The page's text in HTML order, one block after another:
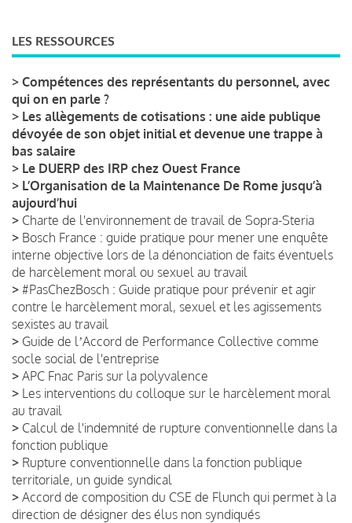
LES RESSOURCES
> Compétences des représentants du personnel, avec
qui on en parle ?
> Les allègements de cotisations : une aide publique
dévoyée de son objet initial et devenue une trappe à
bas salaire
> Le DUERP des IRP chez Ouest France
> L’Organisation de la Maintenance De Rome jusqu’à
aujourd’hui
> Charte de l'environnement de travail de Sopra-Steria
> Bosch France : guide pratique pour mener une enquête
interne objective lors de la dénonciation de faits éventuels
de harcèlement moral ou sexuel au travail
> #PasChezBosch : Guide pratique pour prévenir et agir
contre le harcèlement moral, sexuel et les agissements
sexistes au travail
> Guide de lʼAccord de Performance Collective comme
socle social de l'entreprise
> APC Fnac Paris sur la polyvalence
> Les interventions du colloque sur le harcèlement moral
au travail
> Calcul de l'indemnité de rupture conventionnelle dans la
fonction publique
> Rupture conventionnelle dans la fonction publique
territoriale, un guide syndical
> Accord de composition du CSE de Flunch qui permet à la
direction de désigner des élus non syndiqués